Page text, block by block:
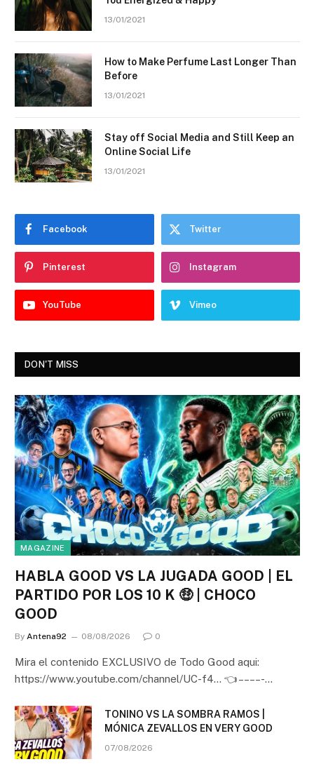
13/01/2021
How to Make Perfume Last Longer Than
Before
13/01/2021
Stay off Social Media and Still Keep an
Online Social Life
13/01/2021
Facebook Twitter
Pinterest Instagram
YouTube Vimeo
DON'T MISS
MAGAZINE
HABLA GOOD VS LA JUGADA GOOD | EL
PARTIDO POR LOS 10 K 🤑 | CHOCO
GOOD
By Antena92 08/08/2026 0
Mira el contenido EXCLUSIVO de Todo Good aqui:
https://www.youtube.com/channel/UC-f4… 👈 – – – – -…
TONINO VS LA SOMBRA RAMOS |
MÓNICA ZEVALLOS EN VERY GOOD
07/08/2026